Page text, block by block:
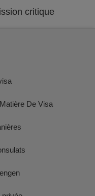
critique
De Visa